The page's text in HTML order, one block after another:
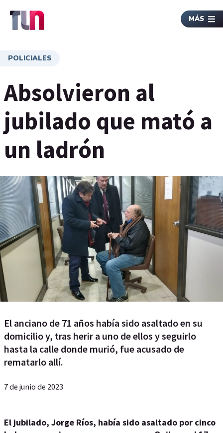
MÁS
POLICIALES
Absolvieron al
jubilado que mató a
un ladrón
El anciano de 71 años había sido asaltado en su
domicilio y, tras herir a uno de ellos y seguirlo
hasta la calle donde murió, fue acusado de
rematarlo allí.
7 de junio de 2023
El jubilado, Jorge Ríos, había sido asaltado por cinco